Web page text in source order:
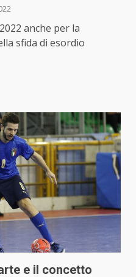
anche per la
sfida di esordio
e il concetto